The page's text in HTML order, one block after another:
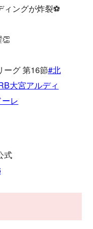
ングが炸裂⚽️
ーグ 第16節#北
大宮アルディ
レ
式